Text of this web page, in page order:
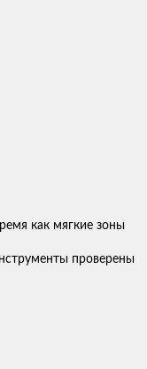
как мягкие зоны
проверены